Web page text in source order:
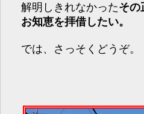
解明しきれなかったその
お知恵を拝借したい。
では、さっそくどうぞ。